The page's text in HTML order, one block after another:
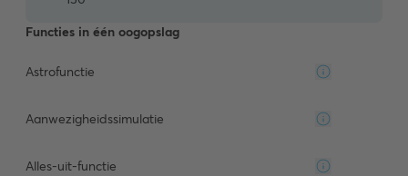
Functies in één oogopslag
Astrofunctie
Aanwezigheidssimulatie
Alles-uit-functie